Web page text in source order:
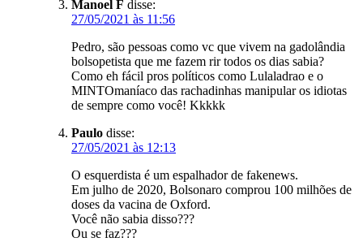
Manoel F disse:
27/05/2021 às 11:56
Pedro, são pessoas como vc que vivem na gadolândia
bolsopetista que me fazem rir todos os dias sabia?
Como eh fácil pros políticos como Lulaladrao e o
MINTOmaníaco das rachadinhas manipular os idiotas
de sempre como você! Kkkkk
Paulo disse:
27/05/2021 às 12:13
O esquerdista é um espalhador de fakenews.
Em julho de 2020, Bolsonaro comprou 100 milhões de
doses da vacina de Oxford.
Você não sabia disso???
Ou se faz???